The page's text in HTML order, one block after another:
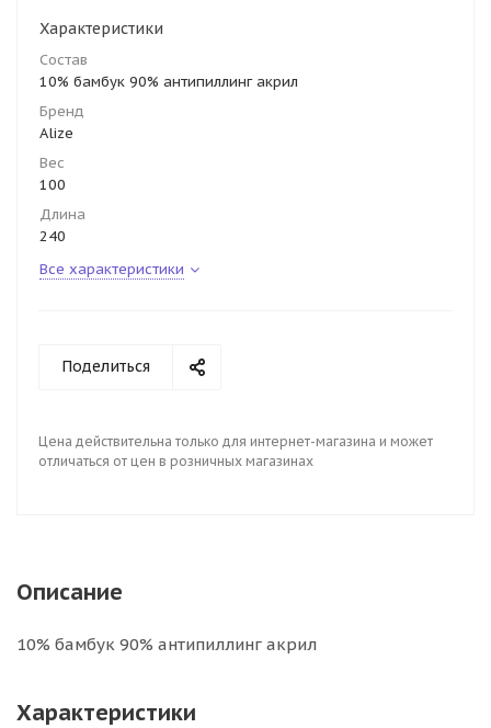
Характеристики
Состав
10% бамбук 90% антипиллинг акрил
Бренд
Alize
Вес
100
Длина
240
Все характеристики
Поделиться
Цена действительна только для интернет-магазина и может
отличаться от цен в розничных магазинах
Описание
10% бамбук 90% антипиллинг акрил
Характеристики